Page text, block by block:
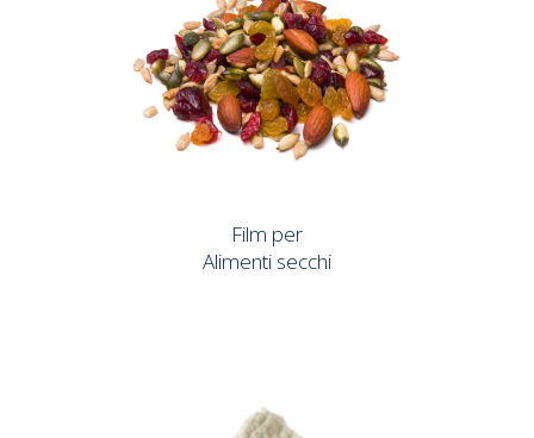
Film per
Alimenti secchi